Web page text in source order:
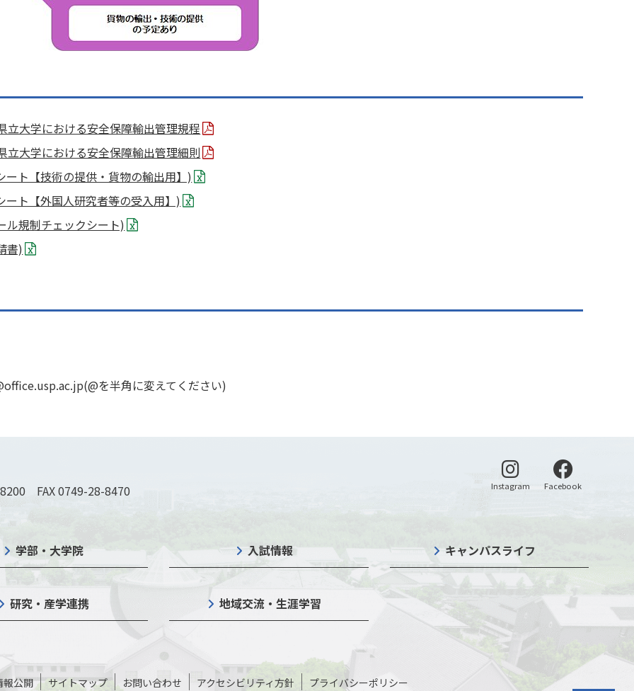
立大学における安全保障輸出管理規程
立大学における安全保障輸出管理細則
ート【技術の提供・貨物の輸出用】)
ート【外国人研究者等の受入用】)
ル規制チェックシート)
書)
を半角に変えてください)
FAX 0749-28-8470 Instagram 別ウィンドウで開く
Facebook別ウィンドウ
学部・大学院 入試情報 キャンパスライフ
研究・産学連携 地域交流・生涯学習
報公開 サイトマップ お問い合わせ アクセシビリティ方針 プライバシーポリシー